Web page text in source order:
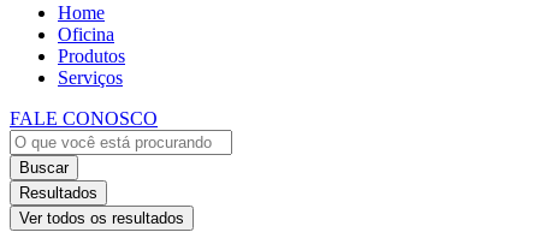
Home
Oficina
Produtos
Serviços
FALE CONOSCO
Buscar
Resultados
Ver todos os resultados